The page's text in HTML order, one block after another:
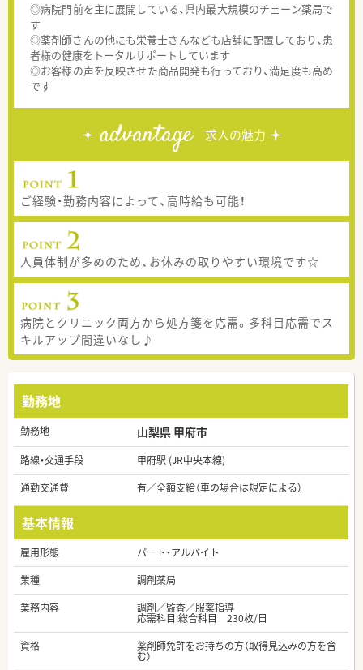
◎病院門前を主に展開している、県内最大規模のチェーン薬局で
す
◎薬剤師さんの他にも栄養士さんなども店舗に配置しており、患
者様の健康をトータルサポートしています
◎お客様の声を反映させた商品開発も行っており、満足度も高め
です
advantage 求人の魅力
ご経験・勤務内容によって、高時給も可能！
人員体制が多めのため、お休みの取りやすい環境です☆
病院とクリニック両方から処方箋を応需。多科目応需でス
キルアップ間違いなし♪
勤務地
勤務地 山梨県 甲府市
路線・交通手段
甲府駅 (JR中央本線)
通勤交通費
有／全額支給（車の場合は規定による）
基本情報
雇用形態
パート・アルバイト
業種
調剤薬局
業務内容
調剤／監査／服薬指導
応需科目:総合科目 230枚/日
資格
薬剤師免許をお持ちの方（取得見込みの方を含
む）